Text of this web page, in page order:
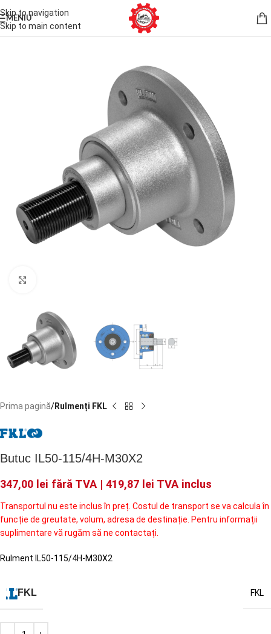
Skip to navigation
Skip to main content
MENIU
Prima pagină Rulmenți FKL
Butuc IL50-115/4H-M30X2
347,00 lei fără TVA | 419,87 lei TVA inclus
Transportul nu este inclus în preț. Costul de transport se va calcula în
funcție de greutate, volum, adresa de destinație. Pentru informații
suplimentare vă rugăm să ne contactați.
Rulment IL50-115/4H-M30X2
FKL FKL